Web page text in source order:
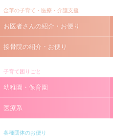
金華の子育て・医療・介護支援
お医者さんの紹介・お便り
接骨院の紹介・お便り
子育て困りごと
幼稚園・保育園
医療系
各種団体のお便り